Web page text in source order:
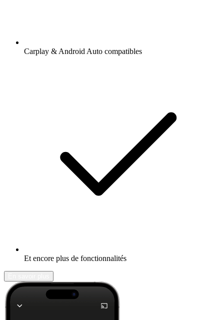
Carplay & Android Auto compatibles
Et encore plus de fonctionnalités